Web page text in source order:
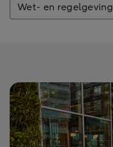
Wet- en regelgeving